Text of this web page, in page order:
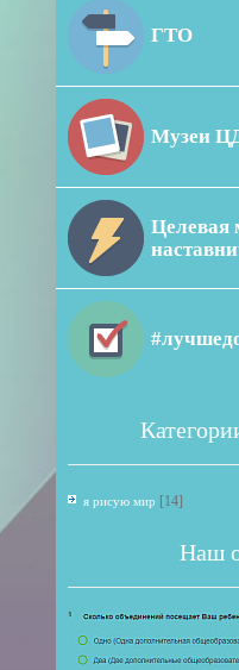
ГТО
Музеи
Целевая
я рисую мир [14]
Наш